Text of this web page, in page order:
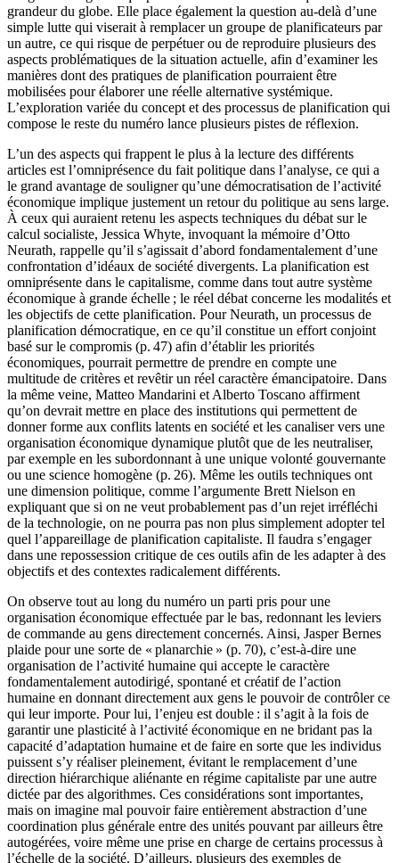
grandeur du globe. Elle place également la question au-delà d’une
simple lutte qui viserait à remplacer un groupe de planificateurs par
un autre, ce qui risque de perpétuer ou de reproduire plusieurs des
aspects problématiques de la situation actuelle, afin d’examiner les
manières dont des pratiques de planification pourraient être
mobilisées pour élaborer une réelle alternative systémique.
L’exploration variée du concept et des processus de planification qui
compose le reste du numéro lance plusieurs pistes de réflexion.
L’un des aspects qui frappent le plus à la lecture des différents
articles est l’omniprésence du fait politique dans l’analyse, ce qui a
le grand avantage de souligner qu’une démocratisation de l’activité
économique implique justement un retour du politique au sens large.
À ceux qui auraient retenu les aspects techniques du débat sur le
calcul socialiste, Jessica Whyte, invoquant la mémoire d’Otto
Neurath, rappelle qu’il s’agissait d’abord fondamentalement d’une
confrontation d’idéaux de société divergents. La planification est
omniprésente dans le capitalisme, comme dans tout autre système
économique à grande échelle ; le réel débat concerne les modalités et
les objectifs de cette planification. Pour Neurath, un processus de
planification démocratique, en ce qu’il constitue un effort conjoint
basé sur le compromis (p. 47) afin d’établir les priorités
économiques, pourrait permettre de prendre en compte une
multitude de critères et revêtir un réel caractère émancipatoire. Dans
la même veine, Matteo Mandarini et Alberto Toscano affirment
qu’on devrait mettre en place des institutions qui permettent de
donner forme aux conflits latents en société et les canaliser vers une
organisation économique dynamique plutôt que de les neutraliser,
par exemple en les subordonnant à une unique volonté gouvernante
ou une science homogène (p. 26). Même les outils techniques ont
une dimension politique, comme l’argumente Brett Nielson en
expliquant que si on ne veut probablement pas d’un rejet irréfléchi
de la technologie, on ne pourra pas non plus simplement adopter tel
quel l’appareillage de planification capitaliste. Il faudra s’engager
dans une repossession critique de ces outils afin de les adapter à des
objectifs et des contextes radicalement différents.
On observe tout au long du numéro un parti pris pour une
organisation économique effectuée par le bas, redonnant les leviers
de commande au gens directement concernés. Ainsi, Jasper Bernes
plaide pour une sorte de « planarchie » (p. 70), c’est-à-dire une
organisation de l’activité humaine qui accepte le caractère
fondamentalement autodirigé, spontané et créatif de l’action
humaine en donnant directement aux gens le pouvoir de contrôler ce
qui leur importe. Pour lui, l’enjeu est double : il s’agit à la fois de
garantir une plasticité à l’activité économique en ne bridant pas la
capacité d’adaptation humaine et de faire en sorte que les individus
puissent s’y réaliser pleinement, évitant le remplacement d’une
direction hiérarchique aliénante en régime capitaliste par une autre
dictée par des algorithmes. Ces considérations sont importantes,
mais on imagine mal pouvoir faire entièrement abstraction d’une
coordination plus générale entre des unités pouvant par ailleurs être
autogérées, voire même une prise en charge de certains processus à
l’échelle de la société. D’ailleurs, plusieurs des exemples de